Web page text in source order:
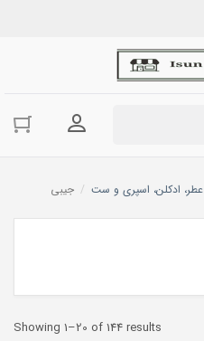
ورود به
عطر، ادکلن، اسپری و ست / جیبی
Showing 1–20 of 144 results